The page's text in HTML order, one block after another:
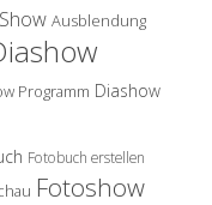
Ausblendung
Programm Diashow
Fotobuch erstellen
Fotoshow